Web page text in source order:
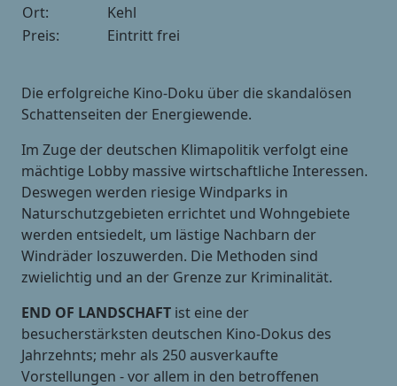
Ort:
Kehl
Preis:
Eintritt frei
Die erfolgreiche Kino-Doku über die skandalösen
Schattenseiten der Energiewende.
Im Zuge der deutschen Klimapolitik verfolgt eine
mächtige Lobby massive wirtschaftliche Interessen.
Deswegen werden riesige Windparks in
Naturschutzgebieten errichtet und Wohngebiete
werden entsiedelt, um lästige Nachbarn der
Windräder loszuwerden. Die Methoden sind
zwielichtig und an der Grenze zur Kriminalität.
END OF LANDSCHAFT ist eine der
besucherstärksten deutschen Kino-Dokus des
Jahrzehnts; mehr als 250 ausverkaufte
Vorstellungen - vor allem in den betroffenen